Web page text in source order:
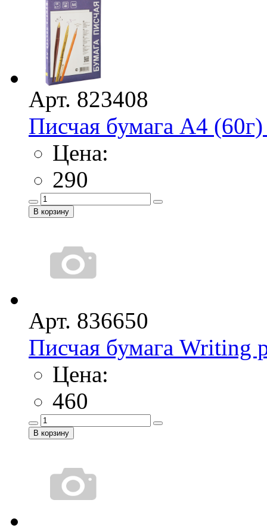
Арт. 823408
Писчая бумага А4 (60г)
Цена:
290
Арт. 836650
Писчая бумага Writing
Цена:
460